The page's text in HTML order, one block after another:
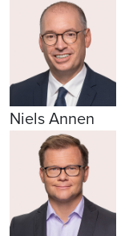
Niels Annen